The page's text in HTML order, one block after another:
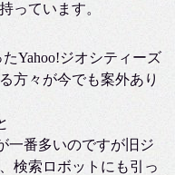
っています。
Yahoo!ジオシティーズ
方々が今でも案外あり
一番多いのですが旧ジ
検索ロボットにも引っ